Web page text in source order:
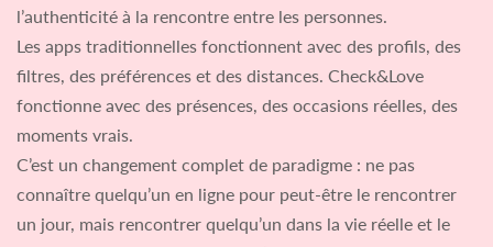
l’authenticité à la rencontre entre les personnes.
Les apps traditionnelles fonctionnent avec des profils, des
filtres, des préférences et des distances. Check&Love
fonctionne avec des présences, des occasions réelles, des
moments vrais.
C’est un changement complet de paradigme : ne pas
connaître quelqu’un en ligne pour peut-être le rencontrer
un jour, mais rencontrer quelqu’un dans la vie réelle et le